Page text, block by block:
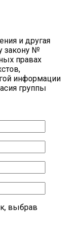
и другая
закону №
правах
информации
группы
выбрав